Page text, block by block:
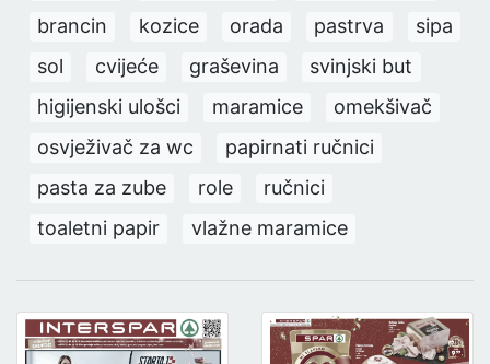
brancin
kozice orada pastrva
sipa
sol
cvijeće graševina
svinjski but
higijenski ulošci
maramice
omekšivač
osvježivač za wc
papirnati ručnici
pasta za zube
role
ručnici
toaletni papir
vlažne maramice